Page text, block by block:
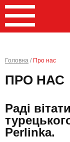
Головна / Про нас
ПРО НАС
Раді
Perlinka.